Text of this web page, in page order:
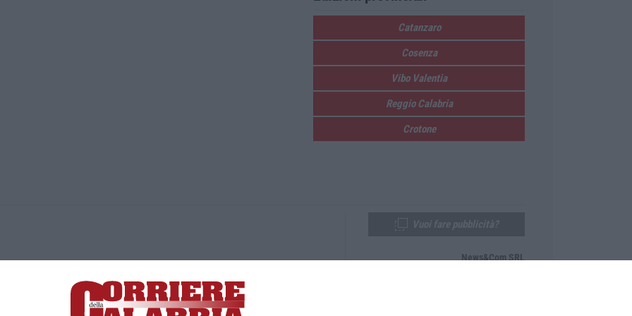
Catanzaro
Cosenza
Vibo Valentia
Reggio Calabria
Crotone
Lamezia Terme (CZ)
responsabile Paola Militano |Privacy
News&Com SRL